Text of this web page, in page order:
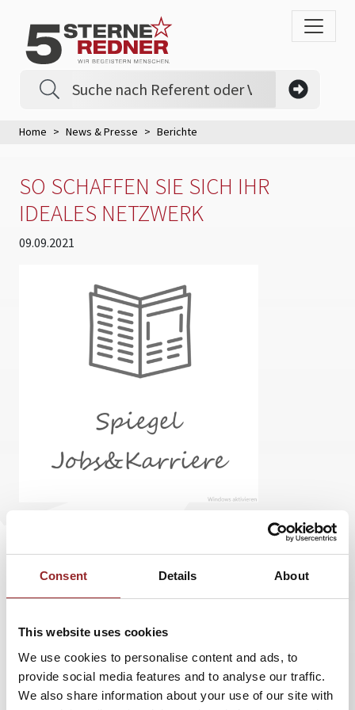
Consent Details About
This website uses cookies
We use cookies to personalise content and ads, to
provide social media features and to analyse our traffic.
We also share information about your use of our site with
Home News & Presse Berichte
SO SCHAFFEN SIE SICH IHR
IDEALES NETZWERK
09.09.2021
Der Spiegel hat einen Artikel über 5 Sterne
Netzwerkst du noch oder stalkst du schon?
Unternehmerin und Vortragsrednerin Monika Scheddin ist